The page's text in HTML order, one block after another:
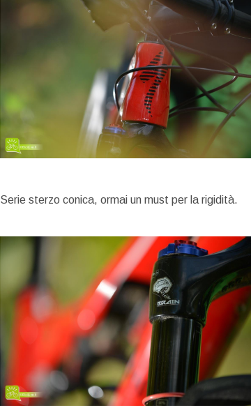
Serie sterzo conica, ormai un must per la rigidità.